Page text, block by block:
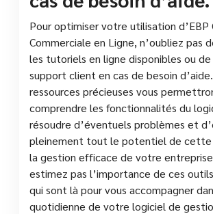
Pour optimiser votre utilisation d’EBP
Commerciale en Ligne, n’oubliez pas
les tutoriels en ligne disponibles ou
support client en cas de besoin
ressources précieuses vous
comprendre les fonctionnalités du
résoudre d’éventuels problèmes et
pleinement tout le potentiel de cette
la gestion efficace de votre
estimez pas l’importance de ces
qui sont là pour vous accompagner
quotidienne de votre logiciel de